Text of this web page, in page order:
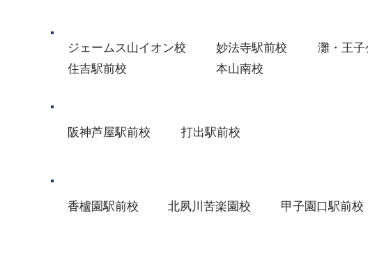
ジェームス山イオン校
住吉駅前校
妙法寺駅前校
本山南校
灘・王
阪神芦屋駅前校 打出駅前校
香櫨園駅前校 北夙川苦楽園校 甲子園口駅前校